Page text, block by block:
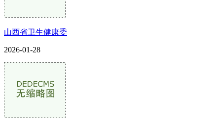
山西省卫生健康委
2026-01-28